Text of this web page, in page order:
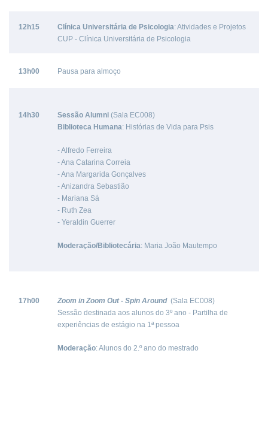
12h15 Clínica Universitária de Psicologia: Atividades e Projetos
CUP - Clínica Universitária de Psicologia
13h00 Pausa para almoço
14h30 Sessão Alumni (Sala EC008)
Biblioteca Humana: Histórias de Vida para Psis
- Alfredo Ferreira
- Ana Catarina Correia
- Ana Margarida Gonçalves
- Anizandra Sebastião
- Mariana Sá
- Ruth Zea
- Yeraldin Guerrer
Moderação/Bibliotecária: Maria João Mautempo
17h00 Zoom in Zoom Out- Spin Around (Sala EC008)
Sessão destinada aos alunos do 3º ano - Partilha de
experiências de estágio na 1ª pessoa
Moderação: Alunos do 2.º ano do mestrado